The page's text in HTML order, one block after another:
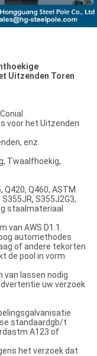
Uitzenden Toren
voor het Uitzenden
enz.
Twaalfhoekig,
Q460, ASTM
S355J2G3,
staalmateriaal
van AWS D1.1.
automethodes
of andere tekorten
pool in vorm
lassen nodig
uw verzoek
standaardgb/t
A123 of
het verzoek dat